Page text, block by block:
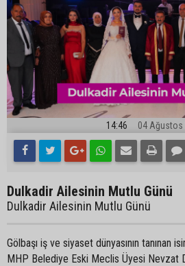
14:46 04 Ağustos
Dulkadir Ailesinin Mutlu Günü
Dulkadir Ailesinin Mutlu Günü
Gölbaşı iş ve siyaset dünyasının tanınan
MHP Belediye Eski Meclis Üyesi Nevzat